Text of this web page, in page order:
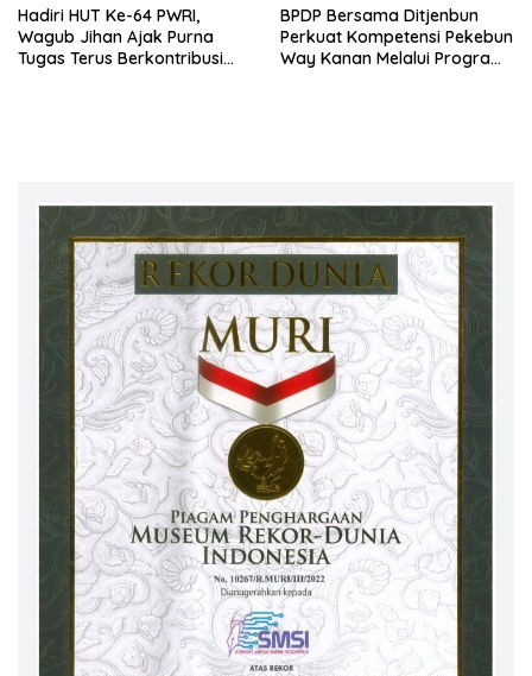
Hadiri HUT Ke-64 PWRI,
Wagub Jihan Ajak Purna
Tugas Terus Berkontribusi
BPDP Bersama Ditjenbun
Perkuat Kompetensi Pekebun
Way Kanan Melalui Program